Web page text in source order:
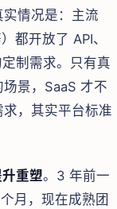
情况是：主流
都开放了 API、
制需求。只有真
景，SaaS 才不
，其实平台标准
重塑。3 年前一
月，现在成熟团